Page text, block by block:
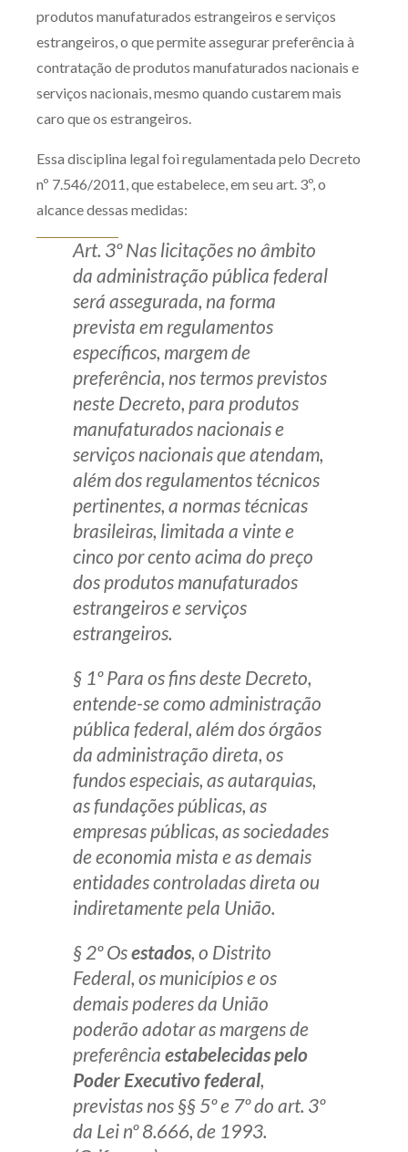
produtos manufaturados estrangeiros e serviços
estrangeiros, o que permite assegurar preferência à
contratação de produtos manufaturados nacionais e
serviços nacionais, mesmo quando custarem mais
caro que os estrangeiros.
Essa disciplina legal foi regulamentada pelo Decreto
nº 7.546/2011, que estabelece, em seu art. 3º, o
alcance dessas medidas:
Art. 3º Nas licitações no âmbito
da administração pública federal
será assegurada, na forma
prevista em regulamentos
específicos, margem de
preferência, nos termos previstos
neste Decreto, para produtos
manufaturados nacionais e
serviços nacionais que atendam,
além dos regulamentos técnicos
pertinentes, a normas técnicas
brasileiras, limitada a vinte e
cinco por cento acima do preço
dos produtos manufaturados
estrangeiros e serviços
estrangeiros.
§ 1º Para os fins deste Decreto,
entende-se como administração
pública federal, além dos órgãos
da administração direta, os
fundos especiais, as autarquias,
as fundações públicas, as
empresas públicas, as sociedades
de economia mista e as demais
entidades controladas direta ou
indiretamente pela União.
§ 2º Osestados, o Distrito
Federal, os municípios e os
demais poderes da União
poderão adotar as margens de
preferência estabelecidas pelo
Poder Executivo federal,
previstas nos §§ 5º e 7º do art. 3º
da Lei nº 8.666, de 1993.